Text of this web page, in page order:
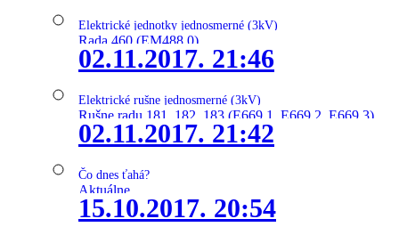
Elektrické jednotky jednosmerné (3kV)
Rada 460 (EM488.0)
02.11.2017. 21:46
Elektrické rušne jednosmerné (3kV)
Rušne radu 181, 182, 183 (E669.1, E669.2, E669.3)
02.11.2017. 21:42
Čo dnes ťahá?
Aktuálne
15.10.2017. 20:54